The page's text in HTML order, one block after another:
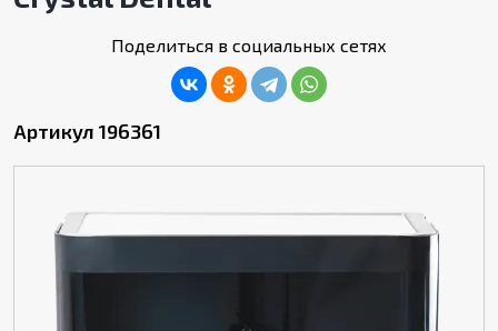
Поделиться в социальных сетях
Артикул 196361